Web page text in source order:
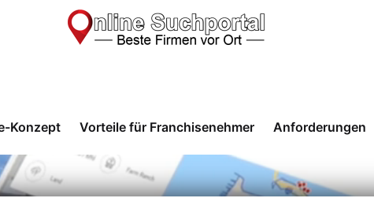
Konzept Vorteile für Franchisenehmer Anforderungen